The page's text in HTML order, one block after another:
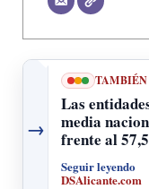
→
Las
media
frente al
Seguir leyendo
DSAlicante.com